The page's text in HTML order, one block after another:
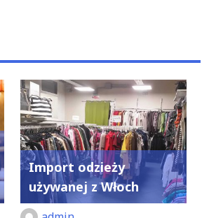
Import odzieży
używanej z Włoch